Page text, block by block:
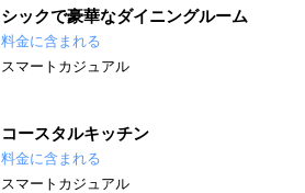
シックで豪華なダイニングルーム
料金に含まれる
スマートカジュアル
コースタルキッチン
料金に含まれる
スマートカジュアル